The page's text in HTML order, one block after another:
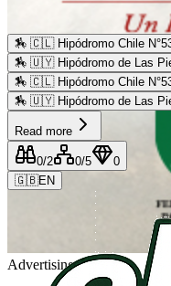
Advertising
🏇 🇨🇱 Hipódromo Chile
🏇 🇺🇾 Hipódromo de Las
🏇 🇨🇱 Hipódromo Chile
🏇 🇺🇾 Hipódromo de Las
Read more
0/2 0/5
0
🇬🇧EN